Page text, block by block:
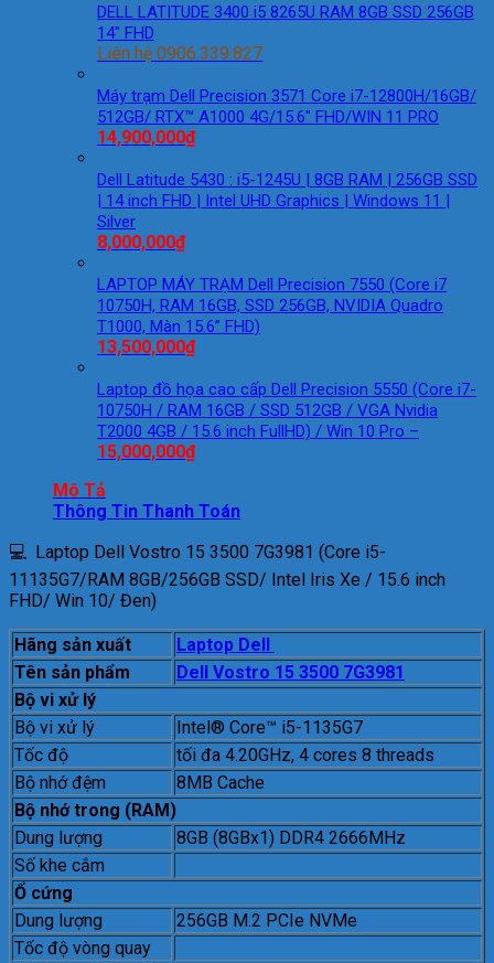
DELL LATITUDE 3400 i5 8265U RAM 8GB SSD 256GB
14″ FHD
Liên hệ 0906.339.827
Máy trạm Dell Precision 3571 Core i7-12800H/16GB/
512GB/ RTX™ A1000 4G/15.6″ FHD/WIN 11 PRO
14,900,000₫
Dell Latitude 5430 : i5-1245U | 8GB RAM | 256GB SSD
| 14 inch FHD | Intel UHD Graphics | Windows 11 |
Silver
8,000,000₫
LAPTOP MÁY TRẠM Dell Precision 7550 (Core i7
10750H, RAM 16GB, SSD 256GB, NVIDIA Quadro
T1000, Màn 15.6” FHD)
13,500,000₫
Laptop đồ họa cao cấp Dell Precision 5550 (Core i7-
10750H / RAM 16GB / SSD 512GB / VGA Nvidia
T2000 4GB / 15.6 inch FullHD) / Win 10 Pro –
15,000,000₫
Mô Tả
Thông Tin Thanh Toán
💻 Laptop Dell Vostro 15 3500 7G3981 (Core i5-
11135G7/RAM 8GB/256GB SSD/ Intel Iris Xe / 15.6 inch
FHD/ Win 10/ Đen)
Hãng sản xuất
Laptop Dell
Tên sản phẩm
Dell Vostro 15 3500 7G3981
Bộ vi xử lý
Bộ vi xử lý
Intel® Core™ i5-1135G7
Tốc độ
tối đa 4.20GHz, 4 cores 8 threads
Bộ nhớ đệm
8MB Cache
Bộ nhớ trong (RAM)
Dung lượng
8GB (8GBx1) DDR4 2666MHz
Số khe cắm
Ổ cứng
Dung lượng
256GB M.2 PCIe NVMe
Tốc độ vòng quay